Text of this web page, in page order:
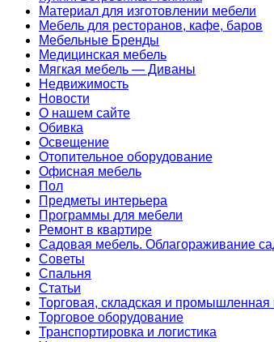
Материал для изготовлении мебели
Мебель для ресторанов, кафе, баров
Мебельные Бренды
Медицинская мебель
Мягкая мебель — Диваны
Недвижимость
Новости
О нашем сайте
Обивка
Освещение
Отопительное оборудование
Офисная мебель
Пол
Предметы интерьера
Программы для мебели
Ремонт в квартире
Садовая мебель. Облагораживание
Советы
Спальня
Статьи
Торговая, складская и промышленная
Торговое оборудование
Транспортировка и логистика